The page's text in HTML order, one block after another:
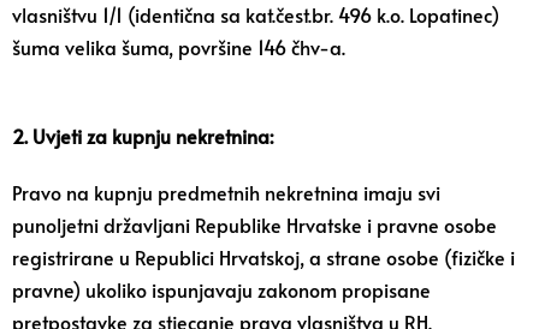
vlasništvu 1/1 (identična sa kat.čest.br. 496 k.o. Lopatinec)
šuma velika šuma, površine 146 čhv-a.
2. Uvjeti za kupnju nekretnina:
Pravo na kupnju predmetnih nekretnina imaju svi
punoljetni državljani Republike Hrvatske i pravne osobe
registrirane u Republici Hrvatskoj, a strane osobe (fizičke i
pravne) ukoliko ispunjavaju zakonom propisane
pretpostavke za stjecanje prava vlasništva u RH.